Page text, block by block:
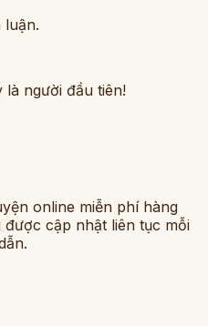
luận.
người đầu tiên!
online miễn phí hàng
cập nhật liên tục mỗi